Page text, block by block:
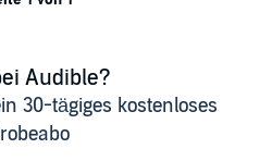
Audible?
30-tägiges kostenloses